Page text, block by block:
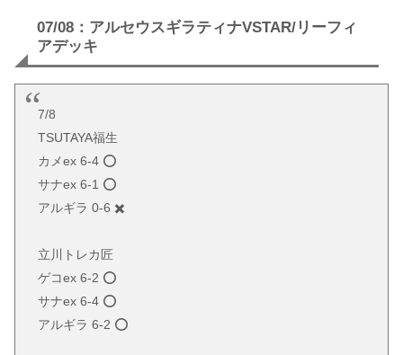
07/08：アルセウスギラティナVSTAR/リーフィ
アデッキ
7/8
TSUTAYA福生
カメex 6-4 ⭕️
サナex 6-1 ⭕️
アルギラ 0-6 ✖️
立川トレカ匠
ゲコex 6-2 ⭕️
サナex 6-4 ⭕️
アルギラ 6-2 ⭕️